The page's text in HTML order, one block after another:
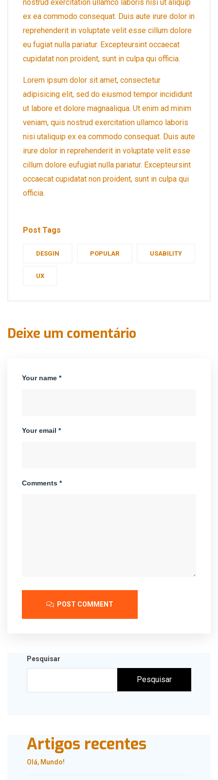
nostrud exercitation ullamco laboris nisi ut aliquip
ex ea commodo consequat. Duis aute irure dolor in
reprehenderit in voluptate velit esse cillum dolore
eu fugiat nulla pariatur. Excepteursint occaecat
cupidatat non proident, sunt in culpa qui officia.
Lorem ipsum dolor sit amet, consectetur
adipisicing elit, sed do eiusmod tempor incididunt
ut labore et dolore magnaaliqua. Ut enim ad minim
veniam, quis nostrud exercitation ullamco laboris
nisi utaliquip ex ea commodo consequat. Duis aute
irure dolor in reprehenderit in voluptate velit esse
cillum dolore eufugiat nulla pariatur. Excepteursint
occaecat cupidatat non proident, sunt in culpa qui
officia.
Post Tags
DESGIN POPULAR USABILITY
UX
Deixe um comentário
Your name *
Your email *
Comments *
POST COMMENT
Pesquisar
Pesquisar
Artigos recentes
Olá, Mundo!